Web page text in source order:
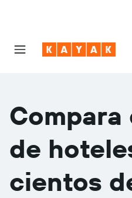
de
cientos